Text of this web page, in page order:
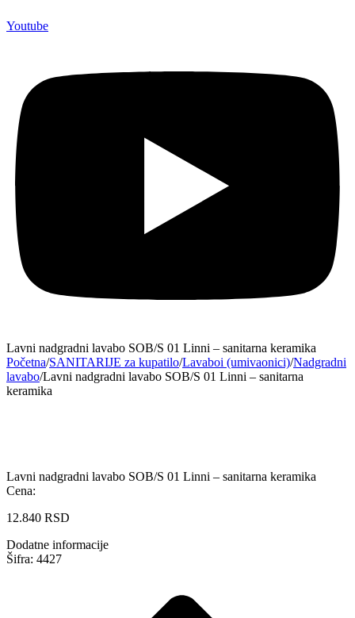
Youtube
Lavni nadgradni lavabo SOB/S 01 Linni – sanitarna keramika
Početna/SANITARIJE za kupatilo/Lavaboi (umivaonici)/Nadgradni
lavabo/Lavni nadgradni lavabo SOB/S 01 Linni – sanitarna
keramika
Lavni nadgradni lavabo SOB/S 01 Linni – sanitarna keramika
Cena:
12.840 RSD
Dodatne informacije
Šifra: 4427